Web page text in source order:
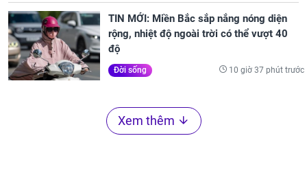
TIN MỚI: Miền Bắc sắp nắng nóng diện
rộng, nhiệt độ ngoài trời có thể vượt 40
độ
Đời sống 10 giờ 37 phút trước
Xem thêm